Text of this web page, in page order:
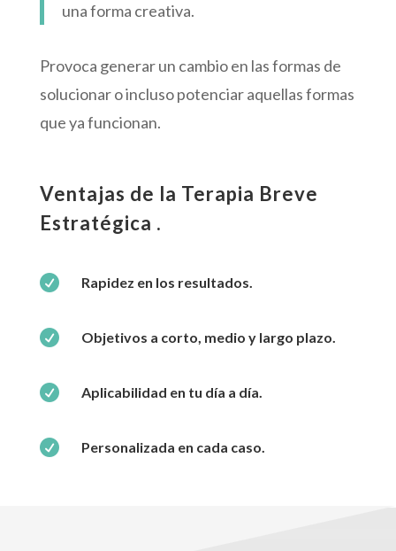
una forma creativa.
Provoca generar un cambio en las formas de
solucionar o incluso potenciar aquellas formas
que ya funcionan.
Ventajas de la Terapia Breve
Estratégica .
 Rapidez en los resultados.
 Objetivos a corto, medio y largo plazo.
 Aplicabilidad en tu día a día.
 Personalizada en cada caso.